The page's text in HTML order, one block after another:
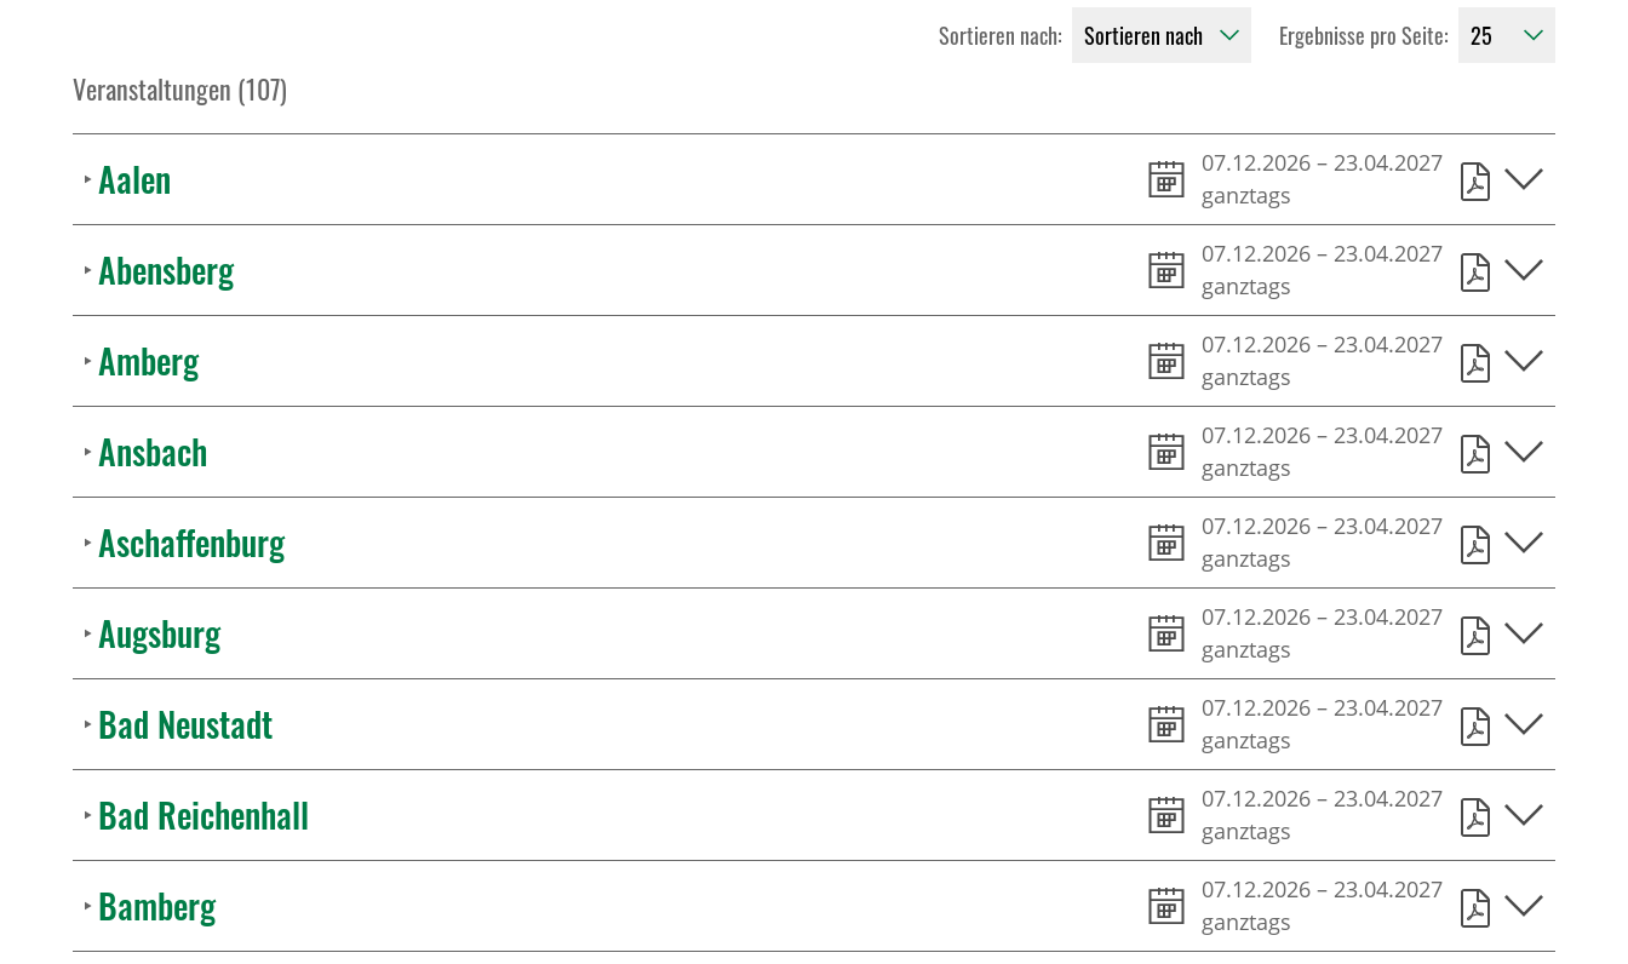
Sortieren nach: Ergebnisse pro Seite:
Veranstaltungen (107)
Aalen 07.12.2026 – 23.04.2027
ganztags
Abensberg 07.12.2026 – 23.04.2027
ganztags
Amberg 07.12.2026 – 23.04.2027
ganztags
Ansbach 07.12.2026 – 23.04.2027
ganztags
Aschaffenburg 07.12.2026 – 23.04.2027
ganztags
Augsburg 07.12.2026 – 23.04.2027
ganztags
Bad Neustadt 07.12.2026 – 23.04.2027
ganztags
Bad Reichenhall 07.12.2026 – 23.04.2027
ganztags
Bamberg 07.12.2026 – 23.04.2027
ganztags